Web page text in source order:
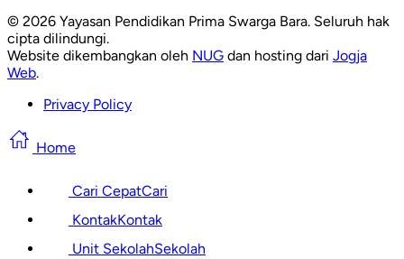
© 2026 Yayasan Pendidikan Prima Swarga Bara. Seluruh hak
cipta dilindungi.
Website dikembangkan oleh NUG dan hosting dari Jogja
Web.
Privacy Policy
Home
Cari CepatCari
KontakKontak
Unit SekolahSekolah